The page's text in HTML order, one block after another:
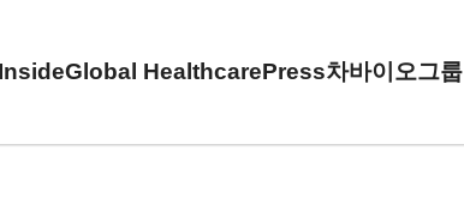
InsideGlobal HealthcarePress차바이오그룹